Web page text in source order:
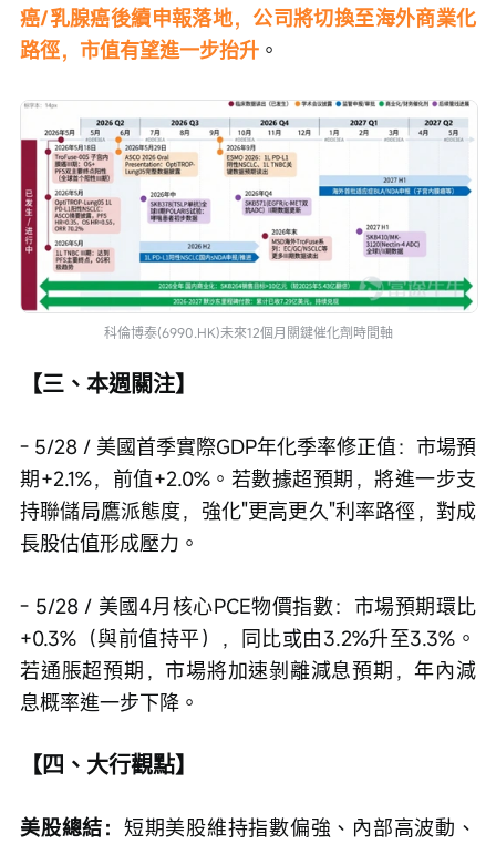
癌/乳腺癌後續申報落地，公司將切換至海外商業化
路徑，市值有望進一步抬升 。
科倫博泰(6990.HK)未來12個月關鍵催化劑時間軸
【三、本週關注】
- 5/28 / 美國首季實際GDP年化季率修正值：市場預
期+2.1%，前值+2.0%。若數據超預期，將進一步支
持聯儲局鷹派態度，強化"更高更久"利率路徑，對成
長股估值形成壓力。
- 5/28 / 美國4月核心PCE物價指數：市場預期環比
+0.3%（與前值持平），同比或由3.2%升至3.3%。
若通脹超預期，市場將加速剝離減息預期，年內減
息概率進一步下降。
【四、大行觀點】
美股總結： 短期美股維持指數偏強、內部高波動、